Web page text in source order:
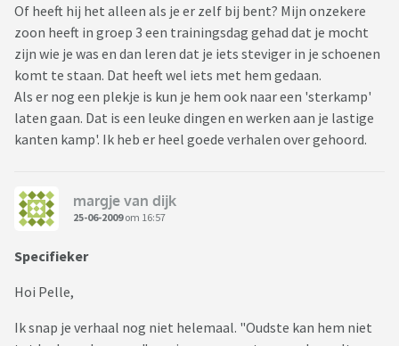
Of heeft hij het alleen als je er zelf bij bent? Mijn onzekere
zoon heeft in groep 3 een trainingsdag gehad dat je mocht
zijn wie je was en dan leren dat je iets steviger in je schoenen
komt te staan. Dat heeft wel iets met hem gedaan.
Als er nog een plekje is kun je hem ook naar een 'sterkamp'
laten gaan. Dat is een leuke dingen en werken aan je lastige
kanten kamp'. Ik heb er heel goede verhalen over gehoord.
margje van dijk
25-06-2009om 16:57
Specifieker
Hoi Pelle,
Ik snap je verhaal nog niet helemaal. "Oudste kan hem niet